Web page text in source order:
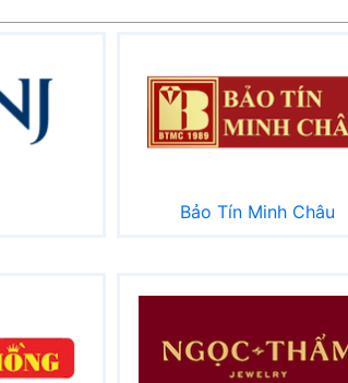
Bảo Tín Minh Châu